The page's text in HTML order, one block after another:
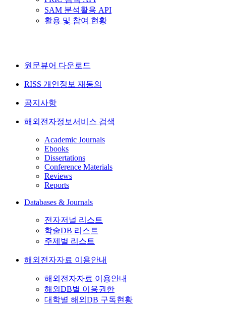
SAM 분석활용 API
활용 및 참여 현황
원문뷰어 다운로드
RISS 개인정보 재동의
공지사항
해외전자정보서비스 검색
Academic Journals
Ebooks
Dissertations
Conference Materials
Reviews
Reports
Databases & Journals
전자저널 리스트
학술DB 리스트
주제별 리스트
해외전자자료 이용안내
해외전자자료 이용안내
해외DB별 이용권한
대학별 해외DB 구독현황